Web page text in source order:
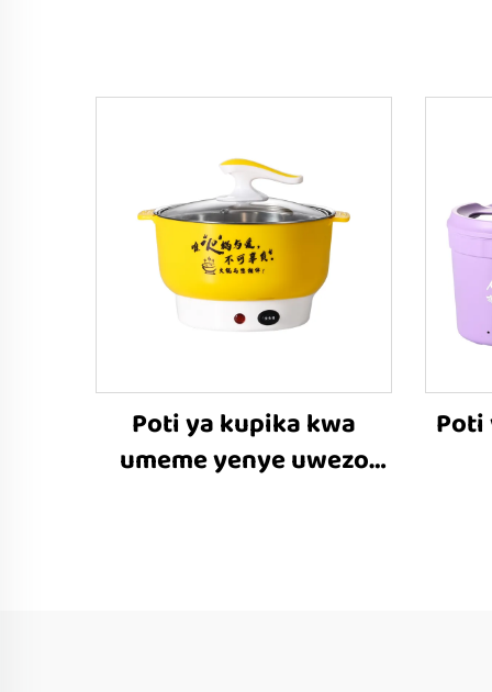
Poti ya kupika kwa
umeme yenye uwezo
Poti